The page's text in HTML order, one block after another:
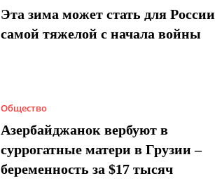
Эта зима может стать для России
самой тяжелой с начала войны
Общество
Азербайджанок вербуют в
суррогатные матери в Грузии –
беременность за $17 тысяч